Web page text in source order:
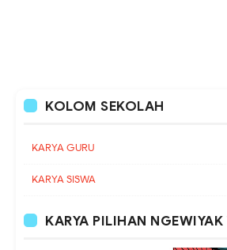
KOLOM SEKOLAH
KARYA GURU
KARYA SISWA
KARYA PILIHAN